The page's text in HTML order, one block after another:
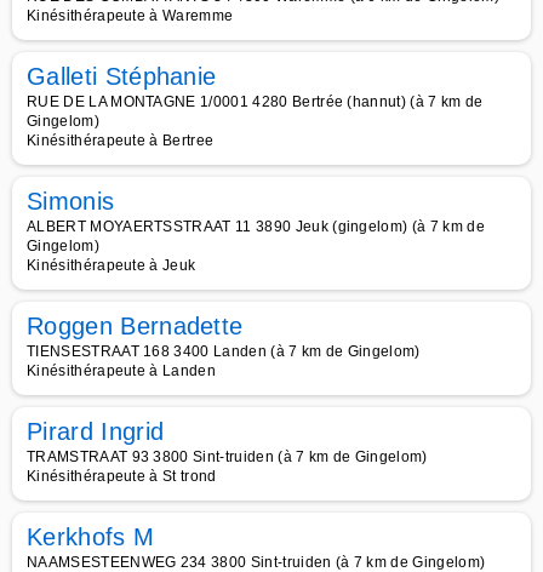
Kinésithérapeute à Waremme
Galleti Stéphanie
RUE DE LA MONTAGNE 1/0001 4280 Bertrée (hannut) (à 7 km de
Gingelom)
Kinésithérapeute à Bertree
Simonis
ALBERT MOYAERTSSTRAAT 11 3890 Jeuk (gingelom) (à 7 km de
Gingelom)
Kinésithérapeute à Jeuk
Roggen Bernadette
TIENSESTRAAT 168 3400 Landen (à 7 km de Gingelom)
Kinésithérapeute à Landen
Pirard Ingrid
TRAMSTRAAT 93 3800 Sint-truiden (à 7 km de Gingelom)
Kinésithérapeute à St trond
Kerkhofs M
NAAMSESTEENWEG 234 3800 Sint-truiden (à 7 km de Gingelom)